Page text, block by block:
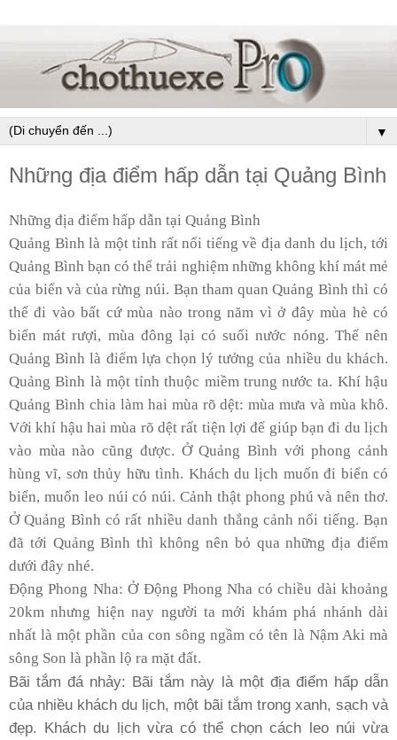
▼
Những địa điểm hấp dẫn tại Quảng Bình
Những địa điểm hấp dẫn tại Quảng Bình
Quảng Bình là một tỉnh rất nổi tiếng về địa danh du lịch, tới
Quảng Bình bạn có thể trải nghiệm những không khí mát mẻ
của biển và của rừng núi. Bạn tham quan Quảng Bình thì có
thể đi vào bất cứ mùa nào trong năm vì ở đây mùa hè có
biển mát rượi, mùa đông lại có suối nước nóng. Thế nên
Quảng Bình là điểm lựa chọn lý tưởng của nhiều du khách.
Quảng Bình là một tỉnh thuộc miềm trung nước ta. Khí hậu
Quảng Bình chia làm hai mùa rõ dệt: mùa mưa và mùa khô.
Với khí hậu hai mùa rõ dệt rất tiện lợi để giúp bạn đi du lịch
vào mùa nào cũng được. Ở Quảng Bình với phong cảnh
hùng vĩ, sơn thủy hữu tình. Khách du lịch muốn đi biển có
biển, muốn leo núi có núi. Cảnh thật phong phú và nên thơ.
Ở Quảng Bình có rất nhiều danh thắng cảnh nổi tiếng. Bạn
đã tới Quảng Bình thì không nên bỏ qua những địa điểm
dưới đây nhé.
Động Phong Nha: Ở Động Phong Nha có chiều dài khoảng
20km nhưng hiện nay người ta mới khám phá nhánh dài
nhất là một phần của con sông ngầm có tên là Nậm Aki mà
sông Son là phần lộ ra mặt đất.
Bãi tắm đá nhảy: Bãi tắm này là một địa điểm hấp dẫn
của nhiều khách du lịch, một bãi tắm trong xanh, sạch và
đẹp. Khách du lịch vừa có thể chọn cách leo núi vừa